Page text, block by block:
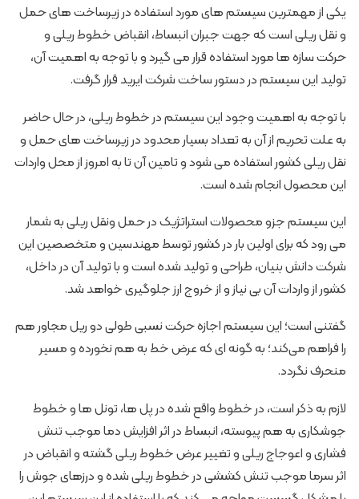
یکی از مهمترین سیستم های مورد استفاده در زیرساخت های حمل
و نقل ریلی است که جهت جبران انبساط، انقباض خطوط ریلی و
حرکت سازه ها مورد استفاده قرار می گیرد و با توجه به اهمیت آن،
تولید این سیستم در دستور ساخت شرکت ایرید قرار گرفت.
با توجه به اهمیت وجود این سیستم در خطوط ریلی، در حال حاضر
به علت تحریم از آن به تعداد بسیار محدود در زیرساخت های حمل و
نقل ریلی کشور استفاده می شود و تامین آن تا به امروز از محل واردات
این محصول انجام شده است.
این سیستم جزو محصولات استراتژیک در حمل ونقل ریلی به شمار
می رود که برای اولین بار در کشور توسط مهندسین و متخصصین این
شرکت دانش بنیان، طراحی و تولید شده است و با تولید آن در داخل،
کشور از واردات آن بی نیاز و از خروج ارز جلوگیری خواهد شد.
گفتنی است؛ این سیستم اجازه حرکت نسبی طولی دو ریل مجاور هم
را فراهم می‌کند؛ به گونه ای که عرض خط به هم نخورده و مسیر
منحرف نگردد.
لازم به ذکر است، در خطوط واقع شده در پل ها، تونل ها و خطوط
جوشکاری به هم پیوسته، انبساط در اثر افزایش دما موجب تنش
فشاری و اعوجاج ریلی و تغییر عرض خطوط ریلی گشته و انقباض در
اثر سرما موجب تنش کششی در خطوط ریلی شده و درزهای جوش را